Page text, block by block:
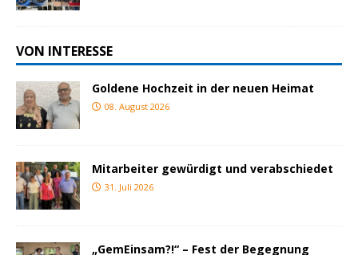
VON INTERESSE
Goldene Hochzeit in der neuen Heimat
08. August 2026
Mitarbeiter gewürdigt und verabschiedet
31. Juli 2026
„GemEinsam?!“ – Fest der Begegnung